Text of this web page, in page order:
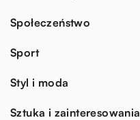
Społeczeństwo
Sport
Styl i moda
Sztuka i zainteresowania